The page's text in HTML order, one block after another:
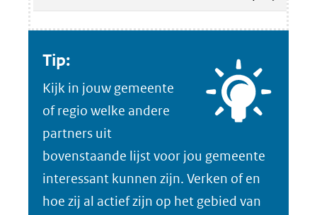
Tip:
Kijk in jouw gemeente
of regio welke andere
partners uit
bovenstaande lijst voor jou gemeente
interessant kunnen zijn. Verken of en
hoe zij al actief zijn op het gebied van